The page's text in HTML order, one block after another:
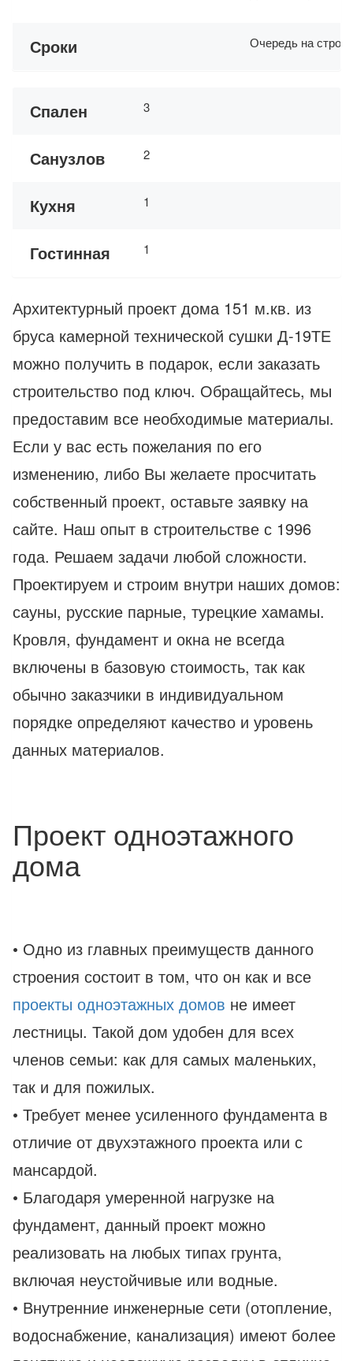
Сроки Очередь на
Спален 3
Санузлов 2
Кухня 1
Гостинная 1
Архитектурный проект дома 151 м.кв. из
бруса камерной технической сушки Д-19ТЕ
можно получить в подарок, если заказать
строительство под ключ. Обращайтесь, мы
предоставим все необходимые материалы.
Если у вас есть пожелания по его
изменению, либо Вы желаете просчитать
собственный проект, оставьте заявку на
сайте. Наш опыт в строительстве с 1996
года. Решаем задачи любой сложности.
Проектируем и строим внутри наших домов:
сауны, русские парные, турецкие хамамы.
Кровля, фундамент и окна не всегда
включены в базовую стоимость, так как
обычно заказчики в индивидуальном
порядке определяют качество и уровень
данных материалов.
Проект одноэтажного
дома
• Одно из главных преимуществ данного
строения состоит в том, что он как и все
проекты одноэтажных домов не имеет
лестницы. Такой дом удобен для всех
членов семьи: как для самых маленьких,
так и для пожилых.
• Требует менее усиленного фундамента в
отличие от двухэтажного проекта или с
мансардой.
• Благодаря умеренной нагрузке на
фундамент, данный проект можно
реализовать на любых типах грунта,
включая неустойчивые или водные.
• Внутренние инженерные сети (отопление,
водоснабжение, канализация) имеют более